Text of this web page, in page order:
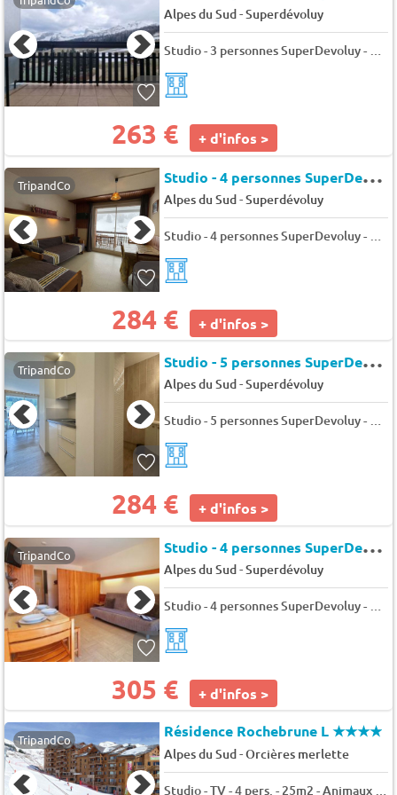
Alpes du Sud-Superdévoluy
Studio - 3 personnes SuperDevoluy - Les issarts
263 € + d'infos >
TripandCo S
tudio - 4 personnes SuperDevoluy - Bois d'aurouze costebelle
Alpes du Sud-Superdévoluy
Studio - 4 personnes SuperDevoluy - Bois d'aurouze costebelle
284 € + d'infos >
TripandCo S
tudio - 5 personnes SuperDevoluy - Bois d'aurouze costebelle
Alpes du Sud-Superdévoluy
Studio - 5 personnes SuperDevoluy - Bois d'aurouze costebelle
284 € + d'infos >
TripandCo S
tudio - 4 personnes SuperDevoluy - Bois d'aurouze obiou
Alpes du Sud-Superdévoluy
Studio - 4 personnes SuperDevoluy - Bois d'aurouze obiou
305 € + d'infos >
TripandCo Résidence Rochebrune L★★★★
Alpes du Sud-Orcières merlette
Studio - TV - 4 pers. - 25m2 - Animaux admis